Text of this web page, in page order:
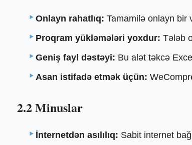
Onlayn rahatlıq: Tamamilə onlayn bir
Proqram yükləmələri yoxdur: Tələb
Geniş fayl dəstəyi: Bu alət təkcə
Asan istifadə etmək üçün:
2.2 Minuslar
İnternetdən asılılıq: Sabit internet